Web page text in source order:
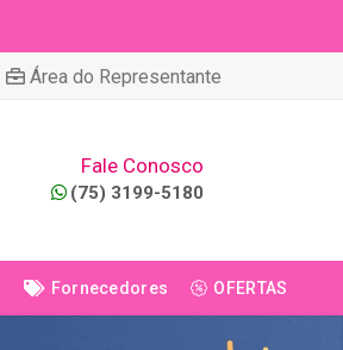
Área do Representante
Fale Conosco
(75) 3199-5180
Fornecedores OFERTAS